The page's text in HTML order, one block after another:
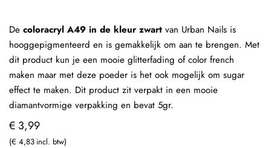
€ 3,99
€ 4,83
De coloracryl A49 in de kleur zwart van Urban Nails is
hooggepigmenteerd en is gemakkelijk om aan te brengen. Met
dit product kun je een mooie glitterfading of color french
maken maar met deze poeder is het ook mogelijk om sugar
effect te maken. Dit product zit verpakt in een mooie
diamantvormige verpakking en bevat 5gr.